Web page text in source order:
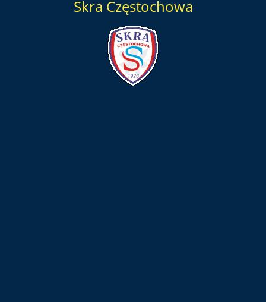
Skra Częstochowa